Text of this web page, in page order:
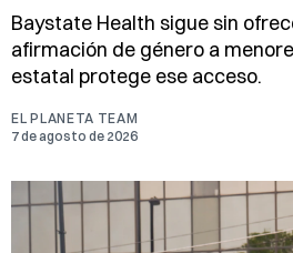
Baystate Health sigue sin
afirmación de género a
estatal protege ese acceso.
EL PLANETA TEAM
7 de agosto de 2026